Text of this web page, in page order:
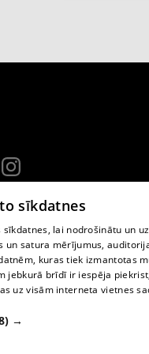
e-mail -
SIA HELIO MEDIA.
sīkdatnes
lai nodrošinātu un
satura mērījumus,
kuras tiek izmantotas
jebkurā brīdī ir iespēja
uz visām interneta vietnes
→